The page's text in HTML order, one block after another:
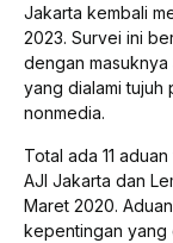
Jakarta kembali
2023. Survei ini
dengan
yang dialami tujuh
nonmedia.
Total ada 11
AJI Jakarta dan
Maret 2020.
kepentingan yang